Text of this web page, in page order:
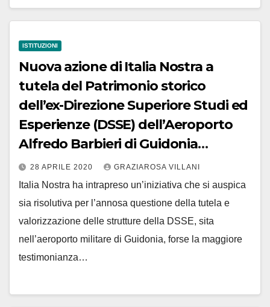
ISTITUZIONI
Nuova azione di Italia Nostra a
tutela del Patrimonio storico
dell’ex-Direzione Superiore Studi ed
Esperienze (DSSE) dell’Aeroporto
Alfredo Barbieri di Guidonia
Montecelio
28 APRILE 2020 GRAZIAROSA VILLANI
Italia Nostra ha intrapreso un’iniziativa che si auspica
sia risolutiva per l’annosa questione della tutela e
valorizzazione delle strutture della DSSE, sita
nell’aeroporto militare di Guidonia, forse la maggiore
testimonianza…